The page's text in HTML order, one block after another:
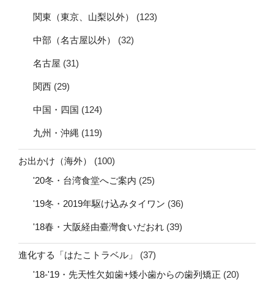
関東（東京、山梨以外） (123)
中部（名古屋以外） (32)
名古屋 (31)
関西 (29)
中国・四国 (124)
九州・沖縄 (119)
お出かけ（海外）
(100)
'20冬・台湾食堂へご案内 (25)
'19冬・2019年駆け込みタイワン (36)
'18春・大阪経由臺灣食いだおれ (39)
進化する「はたこトラベル」
(37)
'18-'19・先天性欠如歯+矮小歯からの歯列矯正 (20)